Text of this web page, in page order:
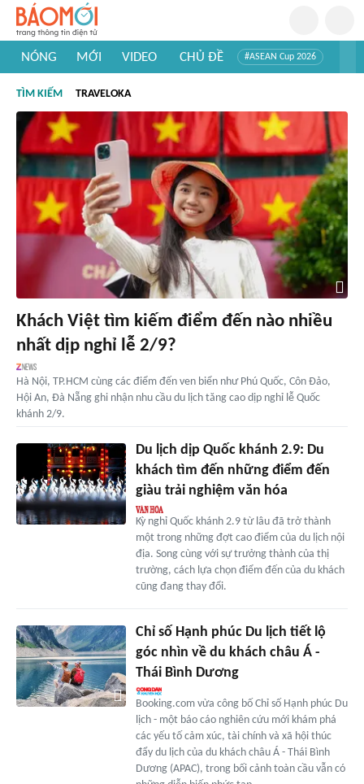
NÓNG MỚI VIDEO CHỦ ĐỀ #ASEAN Cup 2026
#Khám phá thế giới
TÌM KIẾM TRAVELOKA
Khách Việt tìm kiếm điểm đến nào nhiều
nhất dịp nghỉ lễ 2/9?
Hà Nội, TP.HCM cùng các điểm đến ven biển như Phú Quốc, Côn Đảo,
Hội An, Đà Nẵng ghi nhận nhu cầu du lịch tăng cao dịp nghỉ lễ Quốc
khánh 2/9.
Du lịch dịp Quốc khánh 2.9: Du
khách tìm đến những điểm đến
giàu trải nghiệm văn hóa
Kỳ nghỉ Quốc khánh 2.9 từ lâu đã trở thành
một trong những đợt cao điểm của du lịch nội
địa. Song cùng với sự trưởng thành của thị
trường, cách lựa chọn điểm đến của du khách
cũng đang thay đổi.
Chỉ số Hạnh phúc Du lịch tiết lộ
góc nhìn về du khách châu Á -
Thái Bình Dương
Booking.com vừa công bố Chỉ số Hạnh phúc Du
lịch - một báo cáo nghiên cứu mới khám phá
các yếu tố cảm xúc, tài chính và xã hội thúc
đẩy du lịch của du khách châu Á - Thái Bình
Dương (APAC), trong bối cảnh toàn cầu vẫn có